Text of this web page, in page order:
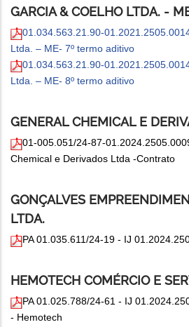
GARCIA & COELHO LTDA. -
01.034.563.21.90-
Ltda. – ME- 7º termo aditivo
01.034.563.21.90-
Ltda. – ME- 8º termo aditivo
GENERAL CHEMICAL E
01-005.051/24-87-
Chemical e Derivados Ltda -Contrato
GONÇALVES
LTDA.
PA 01.035.611/24-19 - IJ
HEMOTECH COMÉRCIO E
PA 01.025.788/24-61 - IJ
- Hemotech